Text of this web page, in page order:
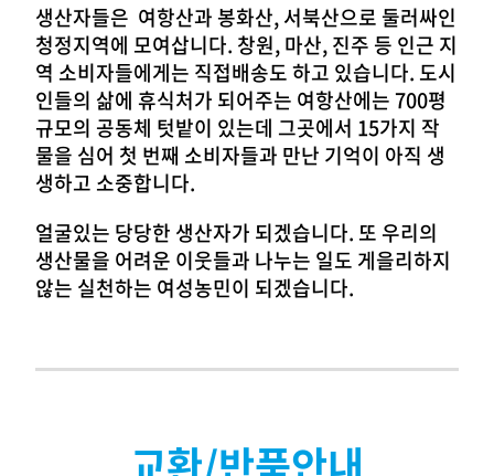
생산자들은 여항산과 봉화산, 서북산으로 둘러싸인
청정지역에 모여삽니다. 창원, 마산, 진주 등 인근 지
역 소비자들에게는 직접배송도 하고 있습니다. 도시
인들의 삶에 휴식처가 되어주는 여항산에는 700평
규모의 공동체 텃밭이 있는데 그곳에서 15가지 작
물을 심어 첫 번째 소비자들과 만난 기억이 아직 생
생하고 소중합니다.
얼굴있는 당당한 생산자가 되겠습니다. 또 우리의
생산물을 어려운 이웃들과 나누는 일도 게을리하지
않는 실천하는 여성농민이 되겠습니다.